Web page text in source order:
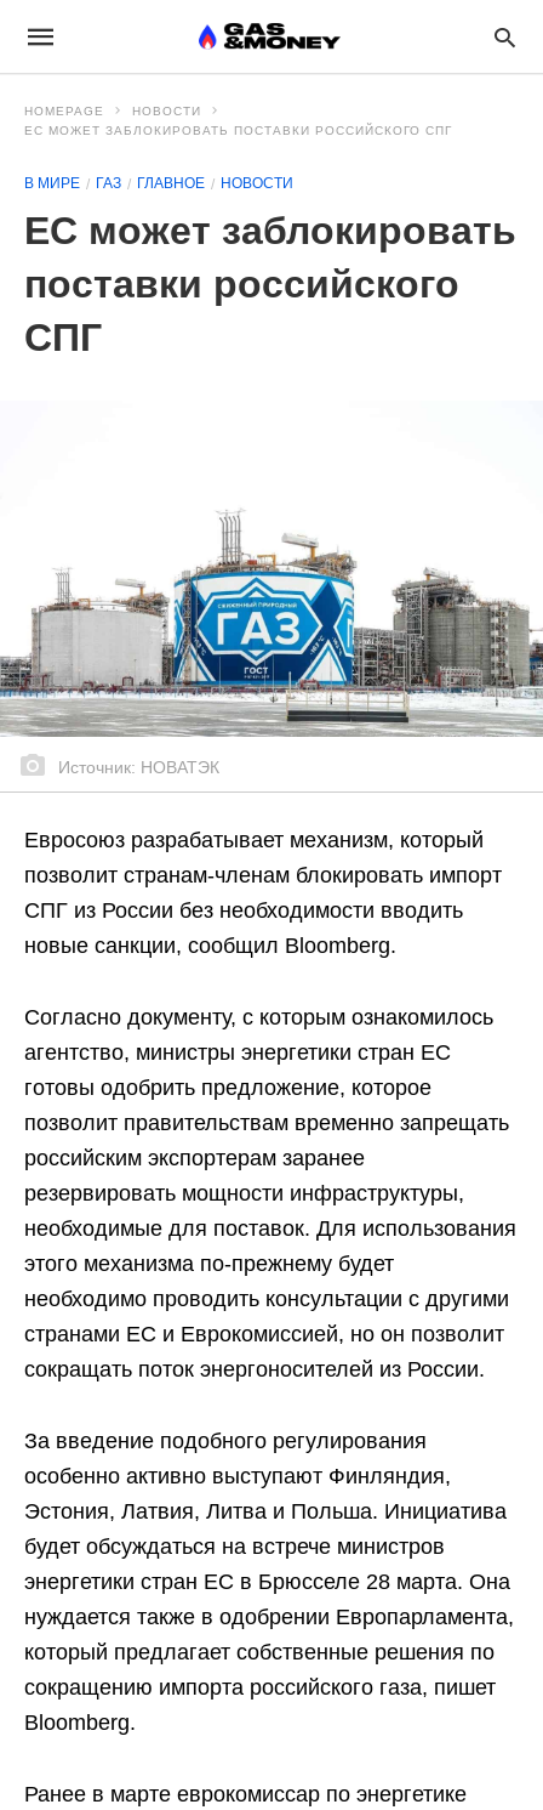
HOMEPAGE
НОВОСТИ
ЕС МОЖЕТ ЗАБЛОКИРОВАТЬ ПОСТАВКИ РОССИЙСКОГО СПГ
В МИРЕ ГАЗ ГЛАВНОЕ НОВОСТИ
ЕС может заблокировать
поставки российского
СПГ
Источник: НОВАТЭК
Евросоюз разрабатывает механизм, который
позволит странам-членам блокировать импорт
СПГ из России без необходимости вводить
новые санкции, сообщил Bloomberg.
Согласно документу, с которым ознакомилось
агентство, министры энергетики стран ЕС
готовы одобрить предложение, которое
позволит правительствам временно запрещать
российским экспортерам заранее
резервировать мощности инфраструктуры,
необходимые для поставок. Для использования
этого механизма по-прежнему будет
необходимо проводить консультации с другими
странами ЕС и Еврокомиссией, но он позволит
сокращать поток энергоносителей из России.
За введение подобного регулирования
особенно активно выступают Финляндия,
Эстония, Латвия, Литва и Польша. Инициатива
будет обсуждаться на встрече министров
энергетики стран ЕС в Брюсселе 28 марта. Она
нуждается также в одобрении Европарламента,
который предлагает собственные решения по
сокращению импорта российского газа, пишет
Bloomberg.
Ранее в марте еврокомиссар по энергетике